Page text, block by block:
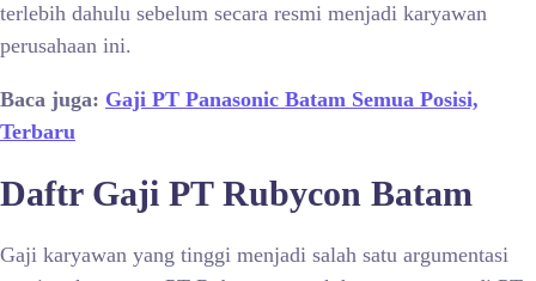
terlebih dahulu sebelum secara resmi menjadi karyawan
perusahaan ini.
Baca juga: Gaji PT Panasonic Batam Semua Posisi,
Terbaru
Daftr Gaji PT Rubycon Batam
Gaji karyawan yang tinggi menjadi salah satu argumentasi